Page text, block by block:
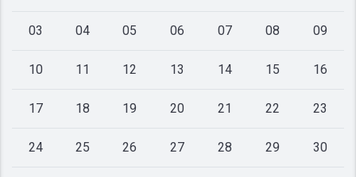
03 04 05 06 07 08 09
10 11 12 13 14 15 16
17 18 19 20 21 22 23
24 25 26 27 28 29 30